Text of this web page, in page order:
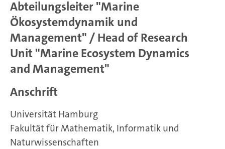
Abteilungsleiter "Marine
Ökosystemdynamik und
Management" / Head of Research
Unit "Marine Ecosystem Dynamics
and Management"
Anschrift
Universität Hamburg
Fakultät für Mathematik, Informatik und
Naturwissenschaften